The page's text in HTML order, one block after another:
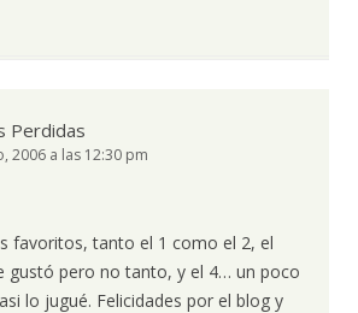
Perdidas
2006 a las 12:30 pm
favoritos, tanto el 1 como el 2, el
gustó pero no tanto, y el 4… un poco
lo jugué. Felicidades por el blog y